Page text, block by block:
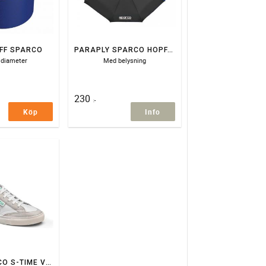
SPARCO
Köp
PARAPLY SPARCO HOPFÄLLBAR LED
Med belysning
230 :-
Info
SKOR SPARCO S-TIME VIT/GRÖN